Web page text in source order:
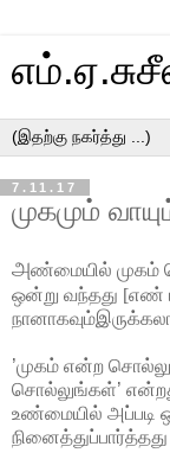
7.11.17
முகமும்
அண்மையில் முகம்
ஒன்று வந்தது [எண்
’முகம் என்ற
சொல்லுங்கள்’
உண்மையில் அப்படி